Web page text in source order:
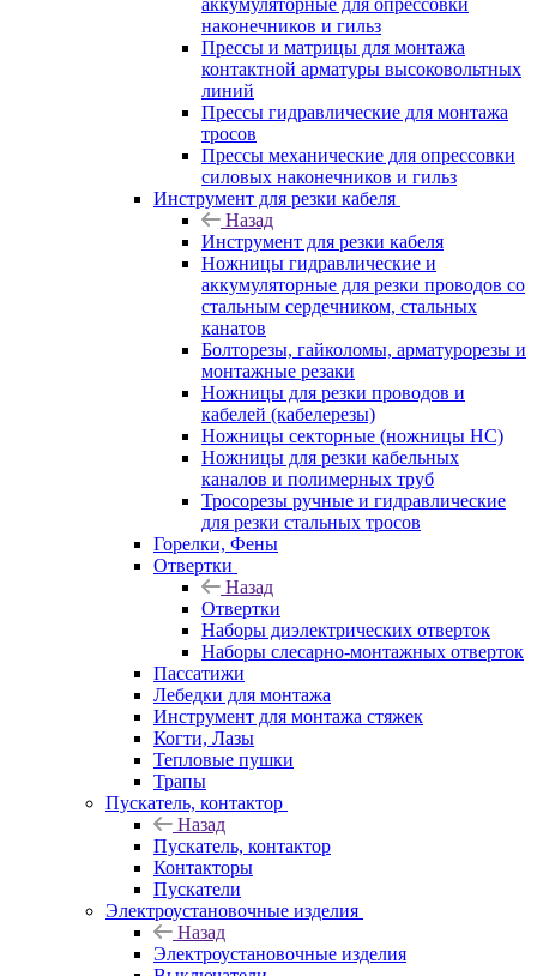
аккумуляторные для опрессовки
наконечников и гильз
Прессы и матрицы для монтажа
контактной арматуры высоковольтных
линий
Прессы гидравлические для монтажа
тросов
Прессы механические для опрессовки
силовых наконечников и гильз
Инструмент для резки кабеля
Назад
Инструмент для резки кабеля
Ножницы гидравлические и
аккумуляторные для резки проводов со
стальным сердечником, стальных
канатов
Болторезы, гайколомы, арматурорезы и
монтажные резаки
Ножницы для резки проводов и
кабелей (кабелерезы)
Ножницы секторные (ножницы НС)
Ножницы для резки кабельных
каналов и полимерных труб
Тросорезы ручные и гидравлические
для резки стальных тросов
Горелки, Фены
Отвертки
Назад
Отвертки
Наборы диэлектрических отверток
Наборы слесарно-монтажных отверток
Пассатижи
Лебедки для монтажа
Инструмент для монтажа стяжек
Когти, Лазы
Тепловые пушки
Трапы
Пускатель, контактор
Назад
Пускатель, контактор
Контакторы
Пускатели
Электроустановочные изделия
Назад
Электроустановочные изделия